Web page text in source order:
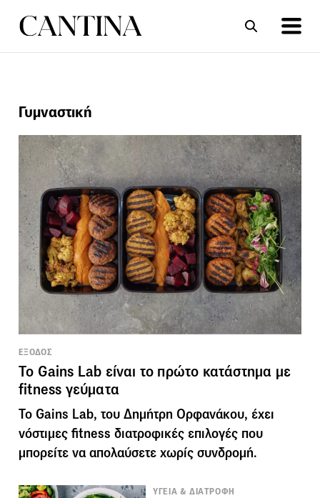
ΣΥΝΤΑΓΕΣ
Γυμναστική
ΕΞΟΔΟΣ
Το Gains Lab είναι το πρώτο κατάστημα με
fitness γεύματα
Το Gains Lab, του Δημήτρη Ορφανάκου, έχει
νόστιμες fitness διατροφικές επιλογές που
μπορείτε να απολαύσετε χωρίς συνδρομή.
ΥΓΕΙΑ & ΔΙΑΤΡΟΦΗ